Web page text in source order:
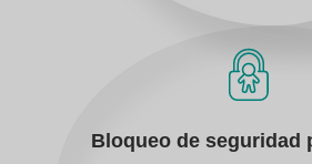
Bloqueo de seguridad